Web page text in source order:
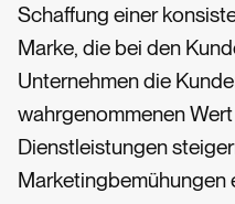
Schaffung einer
Marke, die bei den
Unternehmen die
wahrgenommenen
Dienstleistungen
Marketingbemühungen